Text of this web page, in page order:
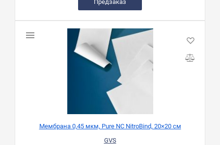
Предзаказ
Мембрана 0,45 мкм, Pure NC NitroBind, 20×20 см
GVS